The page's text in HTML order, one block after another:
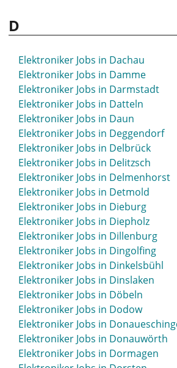
Elektroniker Jobs in Bergisch
Elektroniker Jobs in Bergkamen
Elektroniker Jobs in Bernau
Elektroniker Jobs in Bernau bei
Elektroniker Jobs in Bernburg
Elektroniker Jobs in Beverstedt
Elektroniker Jobs in Beverungen
Elektroniker Jobs in Biberach
Elektroniker Jobs in Bielefeld
Elektroniker Jobs in Bietigheim-
Elektroniker Jobs in Bingen
Elektroniker Jobs in Bitburg
Elektroniker Jobs in Blaustein
Elektroniker Jobs in Bleicherode
Elektroniker Jobs in Böblingen
Elektroniker Jobs in Bocholt
Elektroniker Jobs in Bochum
Elektroniker Jobs in Boizenburg
Elektroniker Jobs in Bonn
Elektroniker Jobs in Bordesholm
Elektroniker Jobs in Borken
Elektroniker Jobs in Borna
Elektroniker Jobs in Bottrop
D
Elektroniker Jobs in Dachau
Elektroniker Jobs in Damme
Elektroniker Jobs in Darmstadt
Elektroniker Jobs in Datteln
Elektroniker Jobs in Daun
Elektroniker Jobs in Deggendorf
Elektroniker Jobs in Delbrück
Elektroniker Jobs in Delitzsch
Elektroniker Jobs in Delmenhorst
Elektroniker Jobs in Detmold
Elektroniker Jobs in Dieburg
Elektroniker Jobs in Diepholz
Elektroniker Jobs in Dillenburg
Elektroniker Jobs in Dingolfing
Elektroniker Jobs in Dinkelsbühl
Elektroniker Jobs in Dinslaken
Elektroniker Jobs in Döbeln
Elektroniker Jobs in Dodow
Elektroniker Jobs in
Elektroniker Jobs in Donauwörth
Elektroniker Jobs in Dormagen